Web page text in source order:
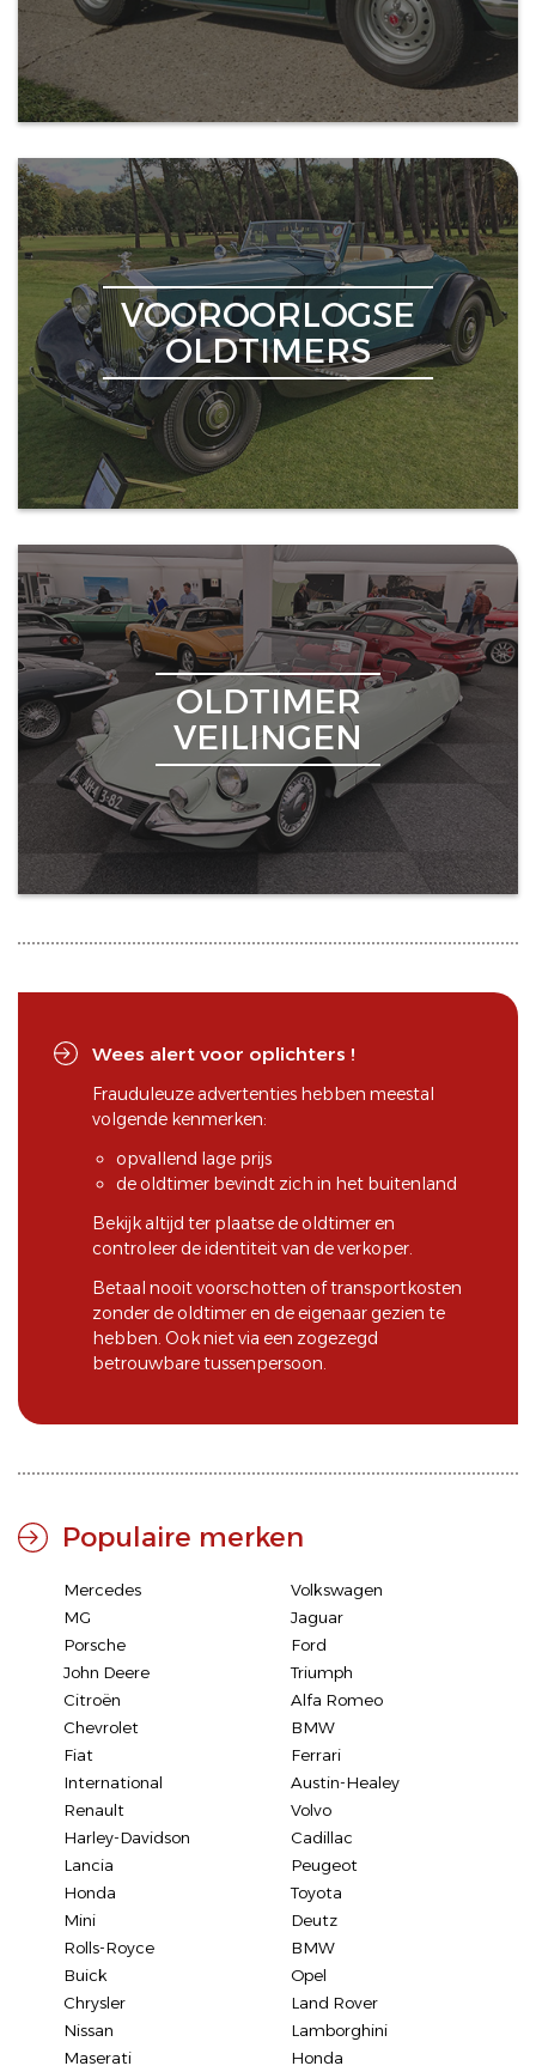
VOOROORLOGSE
OLDTIMERS
OLDTIMER
VEILINGEN
Wees alert voor oplichters !
Frauduleuze advertenties hebben meestal
volgende kenmerken:
opvallend lage prijs
de oldtimer bevindt zich in het buitenland
Bekijk altijd ter plaatse de oldtimer en
controleer de identiteit van de verkoper.
Betaal nooit voorschotten of transportkosten
zonder de oldtimer en de eigenaar gezien te
hebben. Ook niet via een zogezegd
betrouwbare tussenpersoon.
Populaire merken
Mercedes
Volkswagen
MG
Jaguar
Porsche
Ford
John Deere
Triumph
Citroën
Alfa Romeo
Chevrolet
BMW
Fiat
Ferrari
International
Austin-Healey
Renault
Volvo
Harley-Davidson
Cadillac
Lancia
Peugeot
Honda
Toyota
Mini
Deutz
Rolls-Royce
BMW
Buick
Opel
Chrysler
Land Rover
Nissan
Lamborghini
Maserati
Honda